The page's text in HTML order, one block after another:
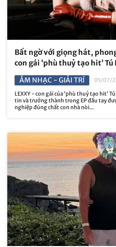
Bất ngờ với giọng hát,
con gái ‘phù thuỷ tạo hit’ Tú
ÂM NHẠC - GIẢI TRÍ
05/07/
LEXXY - con gái của ‘phù thuỷ tạo hit’
tin và trưởng thành trong EP đầu tay
nghiệp đúng chất con nhà nòi...